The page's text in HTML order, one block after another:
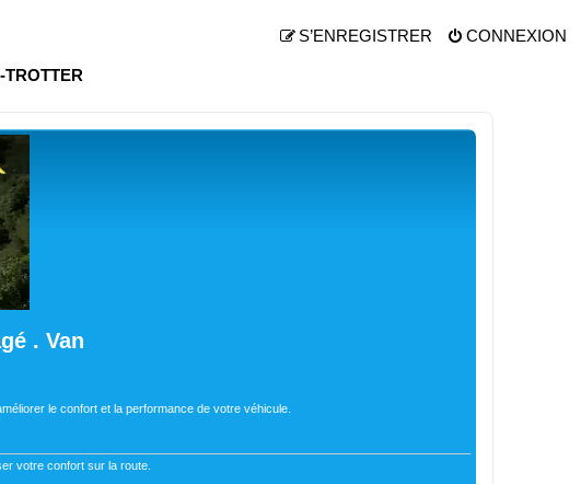
CONNEXION
S’ENREGISTRER
. Van
le confort et la performance de votre véhicule.
votre confort sur la route.